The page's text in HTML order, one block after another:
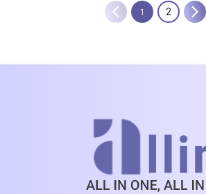
1 2